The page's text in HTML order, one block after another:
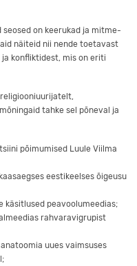
seosed on keerukad ja mitme­
näiteid nii nende toetavast
konfliktidest, mis on eriti
tahke sel põneval ja
põimumised Luule Viilma
eestikeelses õigeusu
peavoolumeedias;
rahvaravigrupist
uues vaimsuses